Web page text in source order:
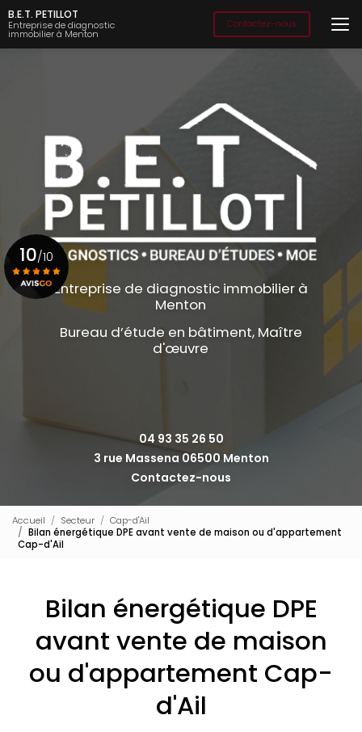
Aller
au
contenu
principal
B.E.T. PETILLOT
Entreprise de diagnostic
immobilier à Menton
Contactez-nous
Entreprise de diagnostic immobilier à
Menton
Bureau d’étude en bâtiment, Maître
d'œuvre
04 93 35 26 50
3 rue Massena 06500 Menton
Contactez-nous
10/10
Voir le certificat
Accueil Secteur
Cap-d'Ail
Bilan énergétique DPE avant vente de maison ou d'appartement
Cap-d'Ail
Bilan énergétique DPE
avant vente de maison
ou d'appartement Cap-
d'Ail